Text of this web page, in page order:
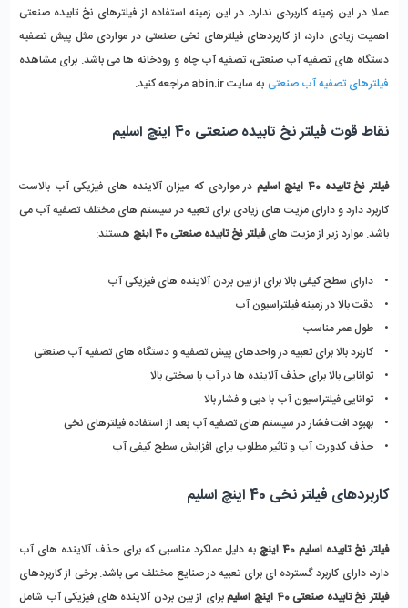
عملا در این زمینه کاربردی ندارد. در این زمینه استفاده از فیلترهای نخ تابیده صنعتی
اهمیت زیادی دارد، از کاربردهای فیلترهای نخی صنعتی در مواردی مثل پیش تصفیه
دستگاه های تصفیه آب صنعتی، تصفیه آب چاه و رودخانه ها می باشد. برای مشاهده
فیلترهای تصفیه آب صنعتی به سایت abin.ir مراجعه کنید.
نقاط قوت فیلتر نخ تابیده صنعتی 40 اینچ اسلیم
فیلتر نخ تابیده 40 اینچ اسلیم
در مواردی که میزان آلاینده های فیزیکی آب بالاست
کاربرد دارد و دارای مزیت های زیادی برای تعبیه در سیستم های مختلف تصفیه آب می
باشد. موارد زیر از مزیت هایفیلتر نخ تابیده صنعتی 40 اینچ هستند:
• دارای سطح کیفی بالا برای از بین بردن آلاینده های فیزیکی آب
• دقت بالا در زمینه فیلتراسیون آب
• طول عمر مناسب
• کاربرد بالا برای تعبیه در واحدهای پیش تصفیه و دستگاه های تصفیه آب صنعتی
• توانایی بالا برای حذف آلاینده ها در آب با سختی بالا
• توانایی فیلتراسیون آب با دبی و فشار بالا
• بهبود افت فشار در سیستم های تصفیه آب بعد از استفاده فیلترهای نخی
• حذف کدورت آب و تاثیر مطلوب برای افزایش سطح کیفی آب
کاربردهای فیلتر نخی 40 اینچ اسلیم
فیلتر نخ تابیده اسلیم 40 اینچ
به دلیل عملکرد مناسبی که برای حذف آلاینده های آب
دارد، دارای کاربرد گسترده ای برای تعبیه در صنایع مختلف می باشد. برخی از کاربردهای
فیلتر نخ تابیده صنعتی 40 اینچ اسلیم
برای از بین بردن آلاینده های فیزیکی آب شامل